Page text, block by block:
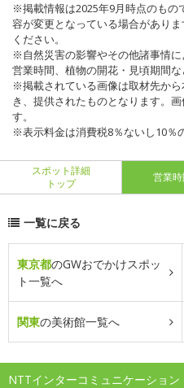
※掲載情報は2025年9月時点のもの
容が変更となっている場合があり
ください。
※自然災害の影響やその他諸事情
営業時間、植物の開花・見頃期間な
※掲載されている画像は取材先か
き、提供されたものとなります。
す。
※表示料金は消費税8％ないし10％
スポット詳細
トップ
営業
一覧に戻る
東京都のGWおでかけスポッ
ト一覧へ
関東の美術館一覧へ
NTTインターコミュニケーショ